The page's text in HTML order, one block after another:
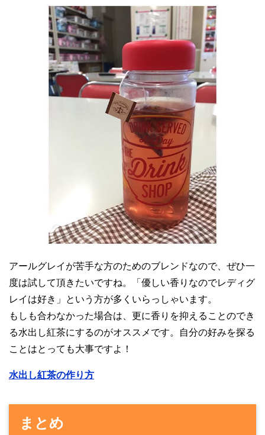
アールグレイが苦手な方のためのブレンドなので、ぜひ一
度は試して頂きたいですね。「優しい香りなのでレディグ
レイは好き」という方が多くいらっしゃいます。
もしも合わなかった場合は、更に香りを抑えることのでき
る水出し紅茶にするのがオススメです。自分の好みを探る
ことはとっても大事ですよ！
水出し紅茶の作り方
まとめ